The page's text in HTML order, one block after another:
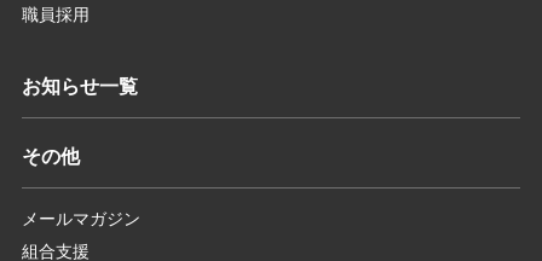
職員採用
お知らせ一覧
その他
メールマガジン
組合支援